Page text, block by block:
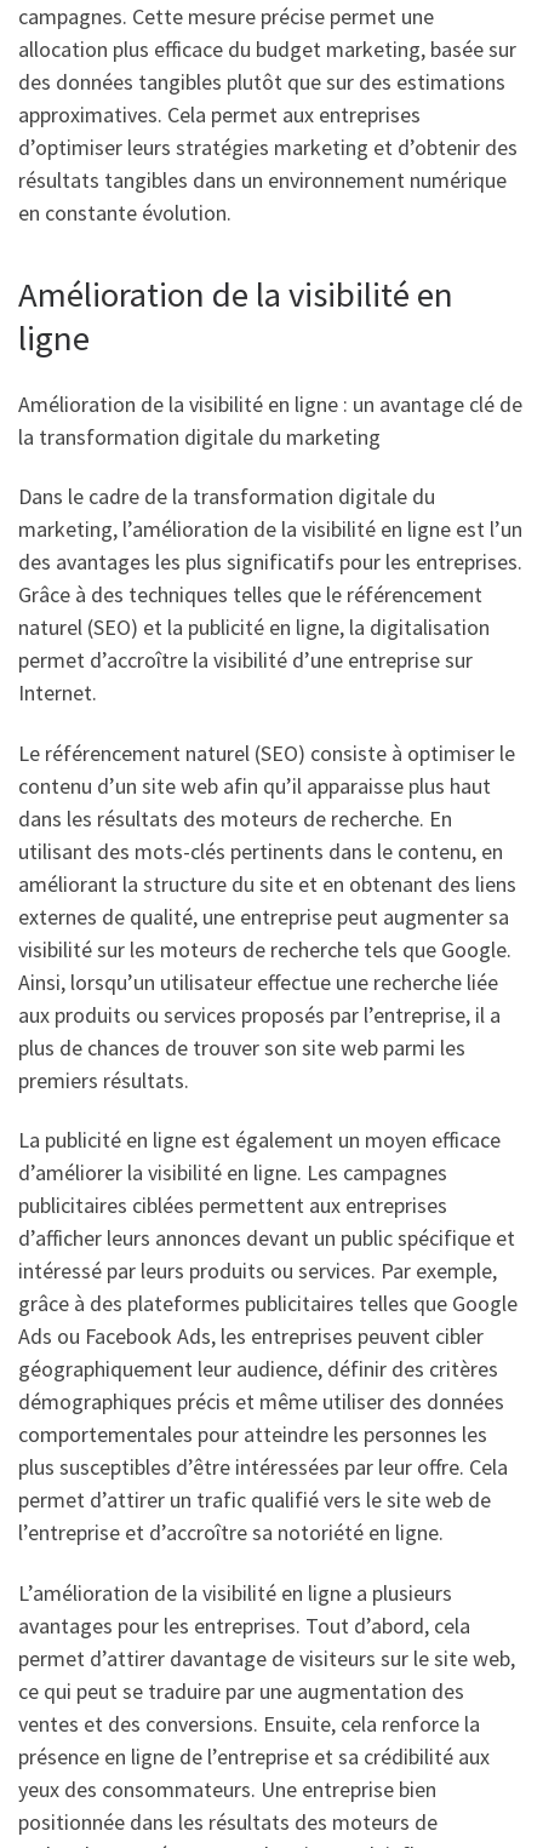
campagnes. Cette mesure précise permet une
allocation plus efficace du budget marketing, basée sur
des données tangibles plutôt que sur des estimations
approximatives. Cela permet aux entreprises
d’optimiser leurs stratégies marketing et d’obtenir des
résultats tangibles dans un environnement numérique
en constante évolution.
Amélioration de la visibilité en
ligne
Amélioration de la visibilité en ligne : un avantage clé de
la transformation digitale du marketing
Dans le cadre de la transformation digitale du
marketing, l’amélioration de la visibilité en ligne est l’un
des avantages les plus significatifs pour les entreprises.
Grâce à des techniques telles que le référencement
naturel (SEO) et la publicité en ligne, la digitalisation
permet d’accroître la visibilité d’une entreprise sur
Internet.
Le référencement naturel (SEO) consiste à optimiser le
contenu d’un site web afin qu’il apparaisse plus haut
dans les résultats des moteurs de recherche. En
utilisant des mots-clés pertinents dans le contenu, en
améliorant la structure du site et en obtenant des liens
externes de qualité, une entreprise peut augmenter sa
visibilité sur les moteurs de recherche tels que Google.
Ainsi, lorsqu’un utilisateur effectue une recherche liée
aux produits ou services proposés par l’entreprise, il a
plus de chances de trouver son site web parmi les
premiers résultats.
La publicité en ligne est également un moyen efficace
d’améliorer la visibilité en ligne. Les campagnes
publicitaires ciblées permettent aux entreprises
d’afficher leurs annonces devant un public spécifique et
intéressé par leurs produits ou services. Par exemple,
grâce à des plateformes publicitaires telles que Google
Ads ou Facebook Ads, les entreprises peuvent cibler
géographiquement leur audience, définir des critères
démographiques précis et même utiliser des données
comportementales pour atteindre les personnes les
plus susceptibles d’être intéressées par leur offre. Cela
permet d’attirer un trafic qualifié vers le site web de
l’entreprise et d’accroître sa notoriété en ligne.
L’amélioration de la visibilité en ligne a plusieurs
avantages pour les entreprises. Tout d’abord, cela
permet d’attirer davantage de visiteurs sur le site web,
ce qui peut se traduire par une augmentation des
ventes et des conversions. Ensuite, cela renforce la
présence en ligne de l’entreprise et sa crédibilité aux
yeux des consommateurs. Une entreprise bien
positionnée dans les résultats des moteurs de